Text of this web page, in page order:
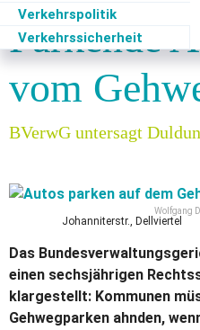
Verkehrspolitik
Verkehrssicherheit
Parkende
vom
BVerwG untersagt
Wolfgang
Johanniterstr., Dellviertel
Das
einen sechsjährigen
klargestellt: Kommunen
Gehwegparken ahnden,